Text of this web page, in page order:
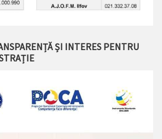
ȘI INTERES PENTRU